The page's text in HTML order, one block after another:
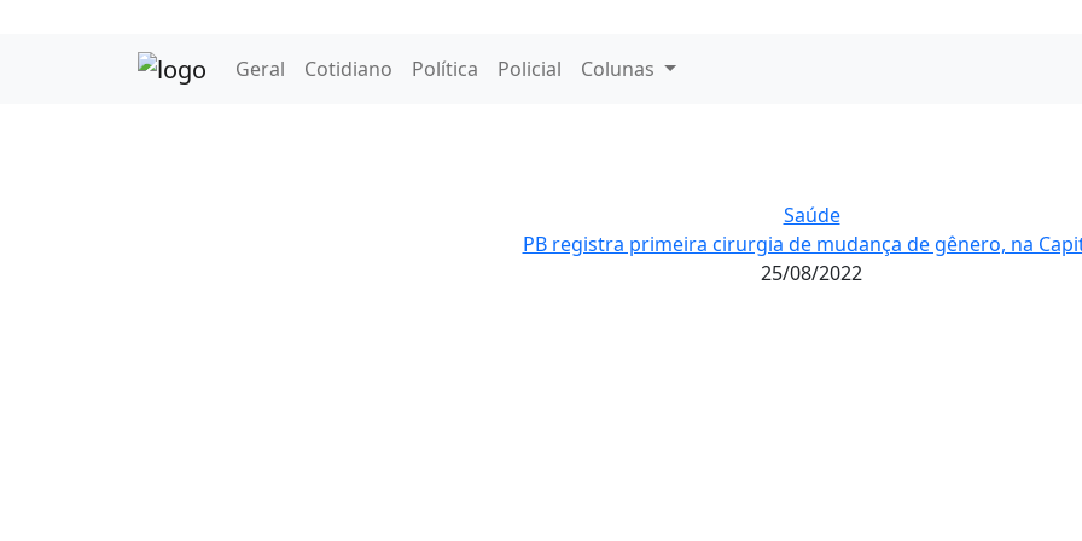
Geral Cotidiano Política Policial Colunas
Saúde
PB registra primeira cirurgia de mudança de gênero, na
25/08/2022